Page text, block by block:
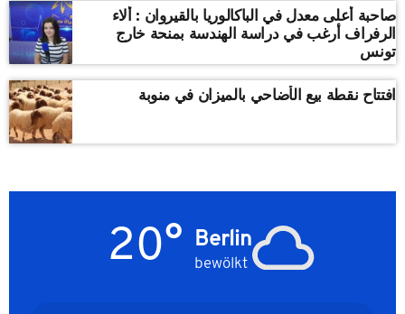
صاحبة أعلى معدل في الباكالوريا بالقيروان : ألاء
الرفراف أرغب في دراسة الهندسة بمنحة خارج
تونس
افتتاح نقطة بيع الأضاحي بالميزان في منوبة
Berlin
bewölkt
20°